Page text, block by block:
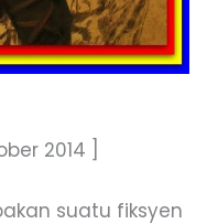
2014 ]
suatu fiksyen